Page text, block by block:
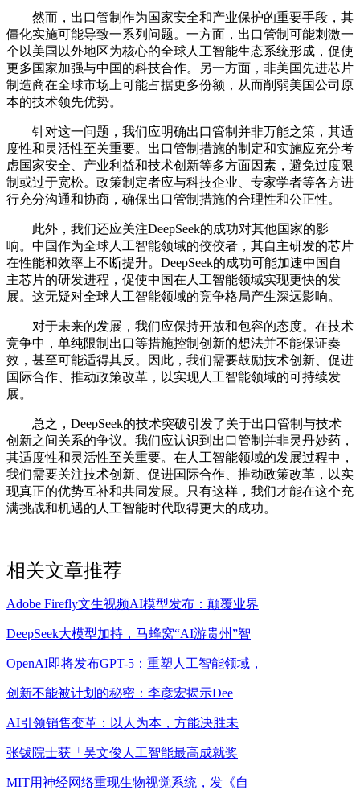
然而，出口管制作为国家安全和产业保护的重要手段，其
僵化实施可能导致一系列问题。一方面，出口管制可能刺激一
个以美国以外地区为核心的全球人工智能生态系统形成，促使
更多国家加强与中国的科技合作。另一方面，非美国先进芯片
制造商在全球市场上可能占据更多份额，从而削弱美国公司原
本的技术领先优势。
针对这一问题，我们应明确出口管制并非万能之策，其适
度性和灵活性至关重要。出口管制措施的制定和实施应充分考
虑国家安全、产业利益和技术创新等多方面因素，避免过度限
制或过于宽松。政策制定者应与科技企业、专家学者等各方进
行充分沟通和协商，确保出口管制措施的合理性和公正性。
此外，我们还应关注DeepSeek的成功对其他国家的影
响。中国作为全球人工智能领域的佼佼者，其自主研发的芯片
在性能和效率上不断提升。DeepSeek的成功可能加速中国自
主芯片的研发进程，促使中国在人工智能领域实现更快的发
展。这无疑对全球人工智能领域的竞争格局产生深远影响。
对于未来的发展，我们应保持开放和包容的态度。在技术
竞争中，单纯限制出口等措施控制创新的想法并不能保证奏
效，甚至可能适得其反。因此，我们需要鼓励技术创新、促进
国际合作、推动政策改革，以实现人工智能领域的可持续发
展。
总之，DeepSeek的技术突破引发了关于出口管制与技术
创新之间关系的争议。我们应认识到出口管制并非灵丹妙药，
其适度性和灵活性至关重要。在人工智能领域的发展过程中，
我们需要关注技术创新、促进国际合作、推动政策改革，以实
现真正的优势互补和共同发展。只有这样，我们才能在这个充
满挑战和机遇的人工智能时代取得更大的成功。
相关文章推荐
Adobe Firefly文生视频AI模型发布：颠覆业界
DeepSeek大模型加持，马蜂窝“AI游贵州”智
OpenAI即将发布GPT-5：重塑人工智能领域，
创新不能被计划的秘密：李彦宏揭示Dee
AI引领销售变革：以人为本，方能决胜未
张钹院士获「吴文俊人工智能最高成就奖
MIT用神经网络重现生物视觉系统，发《自